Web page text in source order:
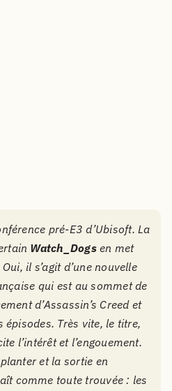
pré-E3 d’Ubisoft. La
Watch_Dogsen met
il s’agit d’une nouvelle
qui est au sommet de
d’Assassin’s Creedet
épisodes. Très vite, le titre,
l’intérêt et l’engouement.
et la sortie en
comme toute trouvée : les